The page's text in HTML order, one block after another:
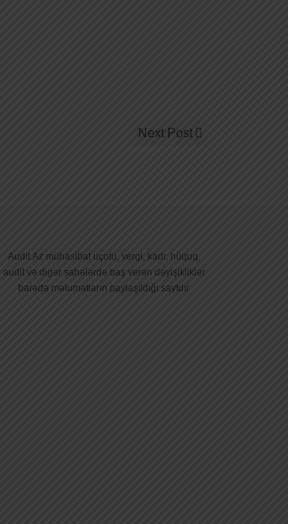
Next Post
Audit.Az mühasibat uçotu, vergi, kadr, hüquq,
audit və digər sahələrdə baş verən dəyişikliklər
barədə məlumatların paylaşıldığı saytdır